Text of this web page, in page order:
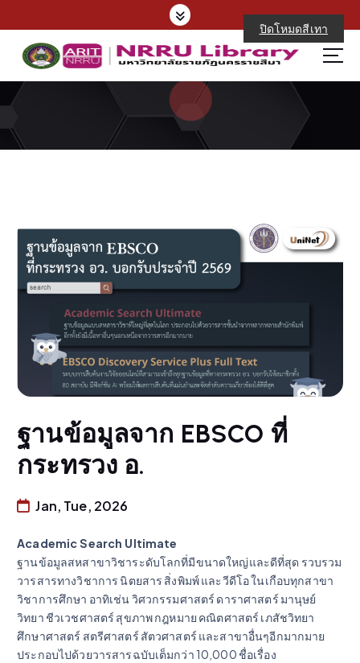
k
t
ฐานข้อมูลจาก EBSCO ที่
กระทรวง อ.
Jan, Tue, 2026
Academic Search Ultimate
ฐานข้อมูลสหสาขาวิชาระดับโลกที่มีขนาดใหญ่และดีที่สุด รวบรวม
วารสารทางวิชาการ นิตยสาร สิ่งพิมพ์ และวีดีโอ ในเกือบทุกสาขา
วิชาการศึกษา อาทิเช่น วิศวกรรมศาสตร์ ดาราศาสตร์ มานุษย์
วิทยา ชีวเวชศาสตร์ สุขภาพ กฎหมาย คณิตศาสตร์ เภสัชวิทยา
ศึกษาศาสตร์ สตรีศาสตร์ สัตวศาสตร์ และสาขาอื่นๆอีกมากมาย
ประกอบไปด้วยวารสารฉบับเต็มกว่า 10,000 ชื่อเรื่อง
ปิดโหมดสีเทา